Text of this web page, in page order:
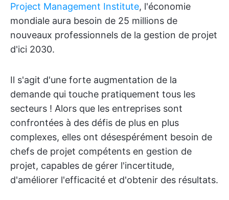
Project Management Institute, l'économie
mondiale aura besoin de 25 millions de
nouveaux professionnels de la gestion de projet
d'ici 2030.
Il s'agit d'une forte augmentation de la
demande qui touche pratiquement tous les
secteurs ! Alors que les entreprises sont
confrontées à des défis de plus en plus
complexes, elles ont désespérément besoin de
chefs de projet compétents en gestion de
projet, capables de gérer l'incertitude,
d'améliorer l'efficacité et d'obtenir des résultats.